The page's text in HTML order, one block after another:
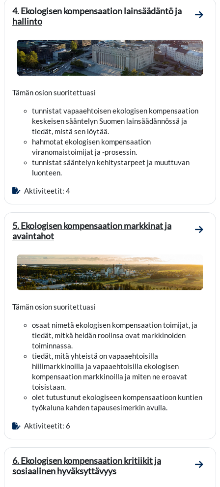
4. Ekologisen kompensaation lainsäädäntö ja
hallinto
Mene
Tämän osion suoritettuasi
tunnistat vapaaehtoisen ekologisen kompensaation
keskeisen sääntelyn Suomen lainsäädännössä ja
tiedät, mistä sen löytää.
hahmotat ekologisen kompensaation
viranomaistoimijat ja -prosessin.
tunnistat sääntelyn kehitystarpeet ja muuttuvan
luonteen.
Aktiviteetit: 4
5. Ekologisen kompensaation markkinat ja
avaintahot
Mene
Tämän osion suoritettuasi
osaat nimetä ekologisen kompensaation toimijat, ja
tiedät, mitkä heidän roolinsa ovat markkinoiden
toiminnassa.
tiedät, mitä yhteistä on vapaaehtoisilla
hiilimarkkinoilla ja vapaaehtoisilla ekologisen
kompensaation markkinoilla ja miten ne eroavat
toisistaan.
olet tutustunut ekologiseen kompensaatioon kuntien
työkaluna kahden tapausesimerkin avulla.
Aktiviteetit: 6
6. Ekologisen kompensaation kritiikit ja
sosiaalinen hyväksyttävyys
Mene